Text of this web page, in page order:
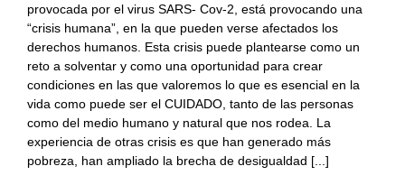
la
crisis
por
el
covid-
19
provocada por el virus SARS- Cov-2, está provocando una
“crisis humana”, en la que pueden verse afectados los
derechos humanos. Esta crisis puede plantearse como un
reto a solventar y como una oportunidad para crear
condiciones en las que valoremos lo que es esencial en la
vida como puede ser el CUIDADO, tanto de las personas
como del medio humano y natural que nos rodea. La
experiencia de otras crisis es que han generado más
pobreza, han ampliado la brecha de desigualdad [...]